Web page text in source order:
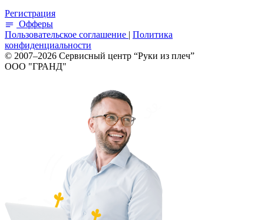
Регистрация
Офферы
Пользовательское соглашение | Политика
конфиденциальности
© 2007–2026 Сервисный центр “Руки из плеч”
ООО "ГРАНД"